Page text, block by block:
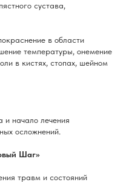
сустава,
в области
температуры, онемение
в кистях, стопах, шейном
и начало лечения
осложнений.
Шаг»
травм и состояний